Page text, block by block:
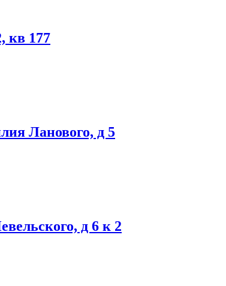
кв 177
Ланового, д 5
д 6 к 2